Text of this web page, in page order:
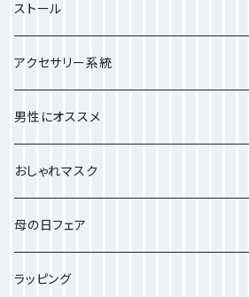
ストール
小さめのストール
中ぐらいのストール
大きいストール
プチサイズ
アクセサリー系統
しゅしゅ
男性にオススメ
おしゃれマスク
母の日フェア
ラッピング